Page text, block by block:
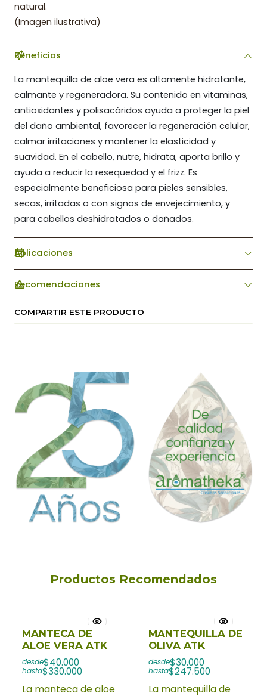
natural.
(Imagen ilustrativa)
Beneficios
La mantequilla de aloe vera es altamente hidratante,
calmante y regeneradora. Su contenido en vitaminas,
antioxidantes y polisacáridos ayuda a proteger la piel
del daño ambiental, favorecer la regeneración celular,
calmar irritaciones y mantener la elasticidad y
suavidad. En el cabello, nutre, hidrata, aporta brillo y
ayuda a reducir la resequedad y el frizz. Es
especialmente beneficiosa para pieles sensibles,
secas, irritadas o con signos de envejecimiento, y
para cabellos deshidratados o dañados.
Aplicaciones
Recomendaciones
COMPARTIR ESTE PRODUCTO
Productos Recomendados
MANTECA DE
ALOE VERA ATK
desde$40.000
hasta$330.000
La manteca de aloe
MANTEQUILLA DE
OLIVA ATK
desde$30.000
hasta$247.500
La mantequilla de